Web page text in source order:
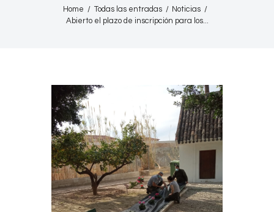
Home Todas las entradas
Noticias
Abierto el plazo de inscripción para los...